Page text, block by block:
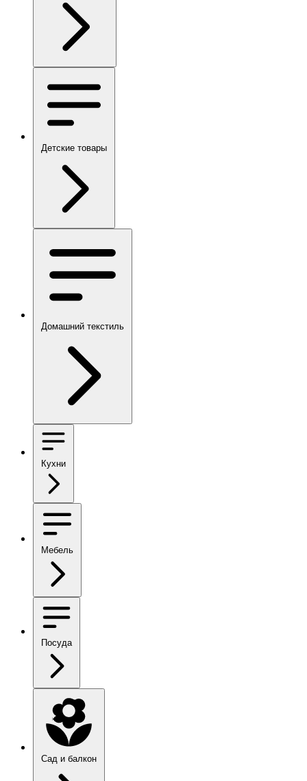
Детские товары
Домашний текстиль
Кухни
Мебель
Посуда
Сад и балкон